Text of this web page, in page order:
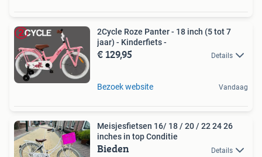
2Cycle Roze Panter - 18 inch (5 tot 7
jaar) - Kinderfiets -
€ 129,95 Details
Bezoek website Vandaag
Meisjesfietsen 16/ 18 / 20 / 22 24 26
inches in top Conditie
Bieden Details